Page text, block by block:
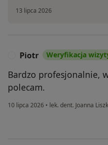
13 lipca 2026
Piotr Weryfikacja
Bardzo profesjonalnie,
polecam.
10 lipca 2026 • lek. dent. Joanna